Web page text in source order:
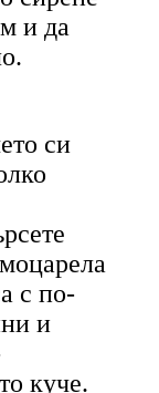
и да
си
с по-
и
куче.